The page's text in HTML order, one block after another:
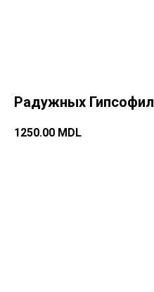
Радужных Гипсофил
1250.00 MDL